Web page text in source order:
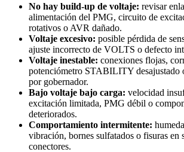
No hay build-up de voltaje: revisar
alimentación del PMG, circuito de
rotativos o AVR dañado.
Voltaje excesivo: posible pérdida de
ajuste incorrecto de VOLTS o defecto
Voltaje inestable: conexiones flojas,
potenciómetro STABILITY desajustado
por gobernador.
Bajo voltaje bajo carga: velocidad
excitación limitada, PMG débil o
deteriorados.
Comportamiento intermitente:
vibración, bornes sulfatados o fisuras en
conectores.